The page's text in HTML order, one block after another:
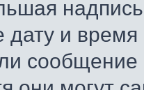
дату и